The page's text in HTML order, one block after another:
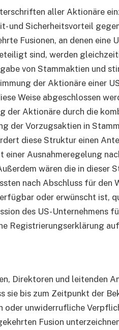
aller Aktionäre
und Sicherheitsvorteil
Fusionen, an denen eine
sind, werden
von Stammaktien und
der Aktionäre einer
Weise abgeschlossen
der Aktionäre durch die
der Vorzugsaktien in
diese Struktur einen
einer Ausnahmeregelung
wären die in dieser
nach Abschluss für den
oder erwünscht ist,
des US-Unternehmens
Registrierungserklärung
Direktoren und leitenden
sie bis zum Zeitpunkt der
oder unwiderrufliche
Fusion